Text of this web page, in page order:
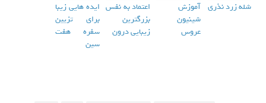
شله زرد نذری آموزش
شینیون
عروس
اعتماد به نفس
بزرگترین
زیبایی درون
ایده هایی زیبا
برای تزیین
سفره هفت
سین